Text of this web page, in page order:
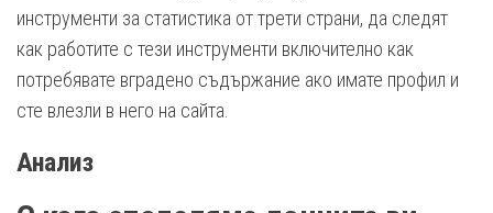
инструменти за статистика от трети страни, да следят
как работите с тези инструменти включително как
потребявате вградено съдържание ако имате профил и
сте влезли в него на сайта.
Анализ